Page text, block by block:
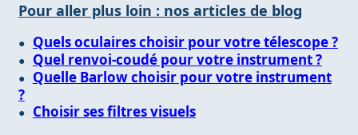
Pour aller plus loin : nos articles de blog
Quels oculaires choisir pour votre télescope ?
Quel renvoi-coudé pour votre instrument ?
Quelle Barlow choisir pour votre instrument
?
Choisir ses filtres visuels